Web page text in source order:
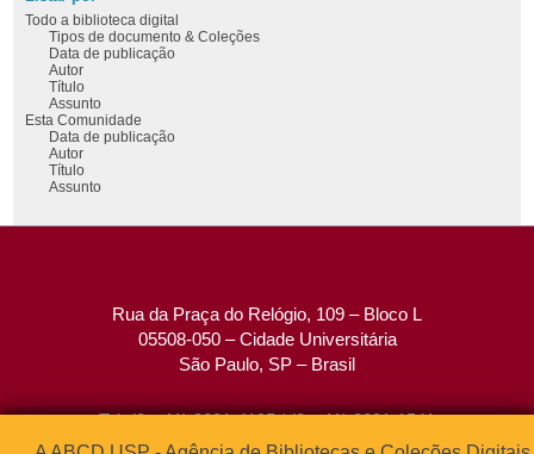
Todo a biblioteca digital
Tipos de documento & Coleções
Data de publicação
Autor
Título
Assunto
Esta Comunidade
Data de publicação
Autor
Título
Assunto
Rua da Praça do Relógio, 109 – Bloco L
05508-050 – Cidade Universitária
São Paulo, SP – Brasil
Tel: (0xx11) 3091-4195 / (0xx11) 3091-1541
Fax: (0xx11) 3091-1567